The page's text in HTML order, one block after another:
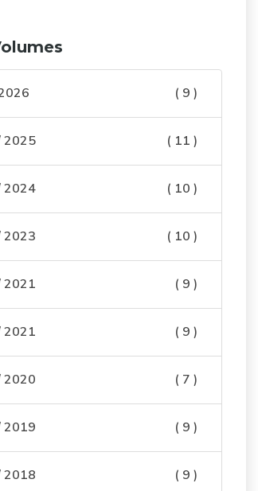
( 9 )
2025 ( 11 )
2024 ( 10 )
2023 ( 10 )
2021 ( 9 )
2021 ( 9 )
2020 ( 7 )
2019 ( 9 )
2018 ( 9 )